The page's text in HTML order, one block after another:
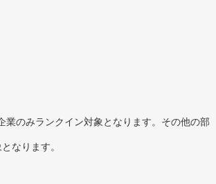
のみランクイン対象となります。その他の部
なります。